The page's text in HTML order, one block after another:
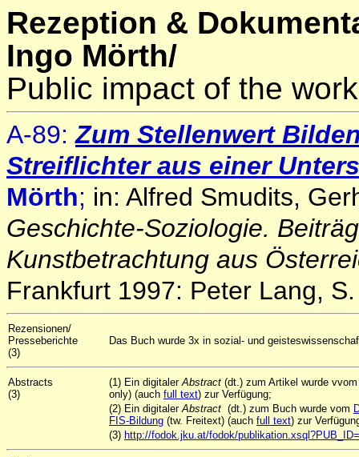
Rezeption &
Ingo Mörth/
Public impact of the
A-89:Zum Stellenwert
Streiflichter aus einer
Mörth; in: Alfred Smudits,
Geschichte-Soziologie.
Kunstbetrachtung aus
Frankfurt 1997: Peter Lang,
Rezensionen/
Presseberichte
(3)
Das Buch wurde 3x in sozial- und
Abstracts
(3)
(1) Ein digitalerAbstract (dt.) zum Artikel wurde
only) (auch full text) zur Verfügung;
(2) Ein digitalerAbstract (dt.) zum Buch wurde vom
FIS-Bildung (tw. Freitext) (auch full text) zur
(3) http://fodok.jku.at/fodok/